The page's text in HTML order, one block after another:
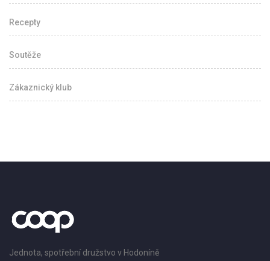
Recepty
Soutěže
Zákaznický klub
Jednota, spotřební družstvo v Hodoníně